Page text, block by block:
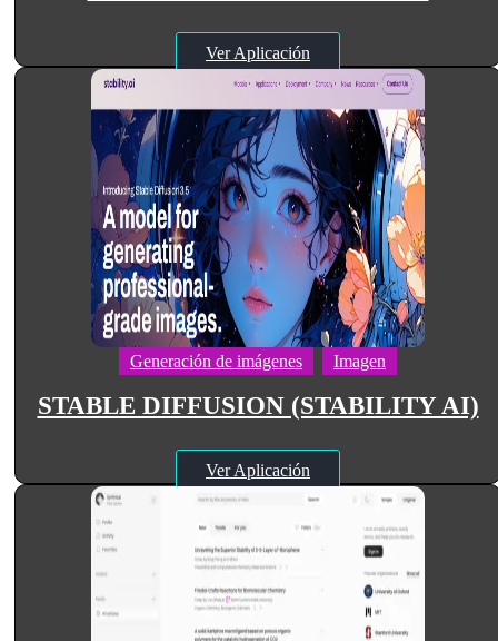
Ver Aplicación
Generación de imágenes Imagen
STABLE DIFFUSION (STABILITY AI)
Ver Aplicación